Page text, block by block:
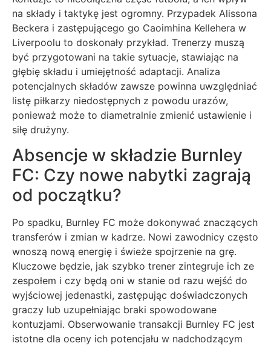
na składy i taktykę jest ogromny. Przypadek Alissona
Beckera i zastępującego go Caoimhina Kellehera w
Liverpoolu to doskonały przykład. Trenerzy muszą
być przygotowani na takie sytuacje, stawiając na
głębię składu i umiejętność adaptacji. Analiza
potencjalnych składów zawsze powinna uwzględniać
listę piłkarzy niedostępnych z powodu urazów,
ponieważ może to diametralnie zmienić ustawienie i
siłę drużyny.
Absencje w składzie Burnley
FC: Czy nowe nabytki zagrają
od początku?
Po spadku, Burnley FC może dokonywać znaczących
transferów i zmian w kadrze. Nowi zawodnicy często
wnoszą nową energię i świeże spojrzenie na grę.
Kluczowe będzie, jak szybko trener zintegruje ich ze
zespołem i czy będą oni w stanie od razu wejść do
wyjściowej jedenastki, zastępując doświadczonych
graczy lub uzupełniając braki spowodowane
kontuzjami. Obserwowanie transakcji Burnley FC jest
istotne dla oceny ich potencjału w nadchodzącym